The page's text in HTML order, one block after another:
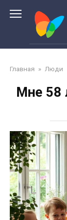
Главная » Люди
Мне 58